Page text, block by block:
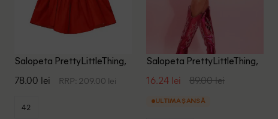
Salopeta PrettyLittleThing,
78.00 lei RRP: 209.00 lei
42
Salopeta PrettyLittleThing,
16.24 lei 89.00 lei
ULTIMA ȘANSĂ